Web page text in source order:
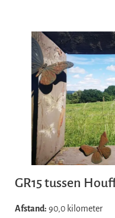
GR15 tussen
Afstand: 90,0 kilometer